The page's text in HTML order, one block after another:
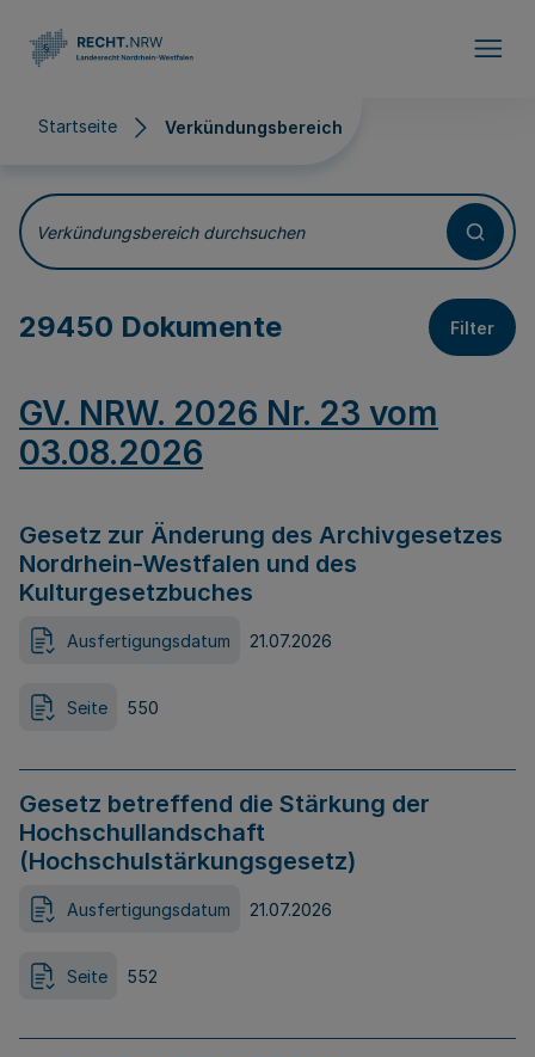
Startseite Verkündungsbereich
Verkündungsbereich
Verkündungsbereich durchsuchen
29450 Dokumente Filter
GV. NRW. 2026 Nr. 23 vom
03.08.2026
Gesetz zur Änderung des Archivgesetzes
Nordrhein-Westfalen und des
Kulturgesetzbuches
Ausfertigungsdatum 21.07.2026
Seite 550
Gesetz betreffend die Stärkung der
Hochschullandschaft
(Hochschulstärkungsgesetz)
Ausfertigungsdatum 21.07.2026
Seite 552